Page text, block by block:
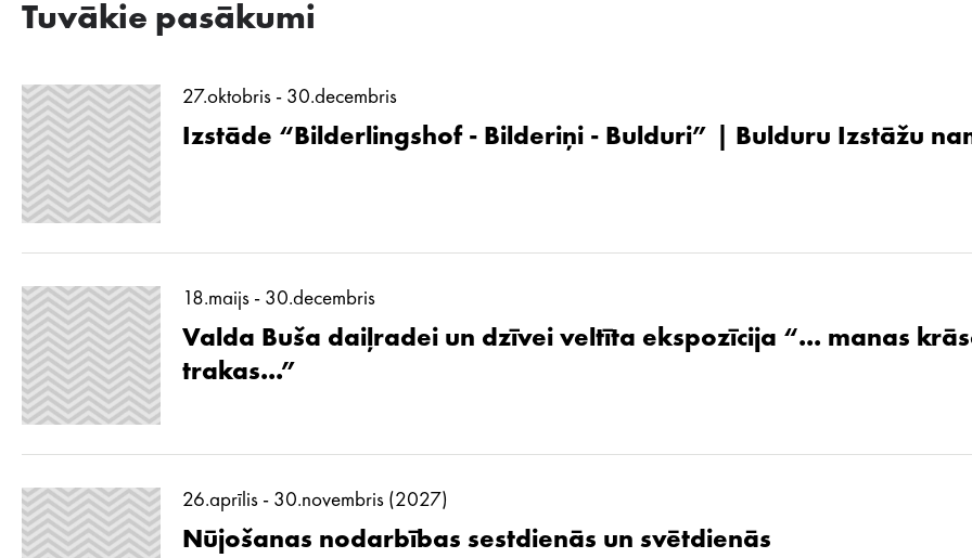
Tuvākie pasākumi
27.oktobris - 30.decembris
Izstāde “Bilderlingshof - Bilderiņi - Bulduri” | Bulduru Izstāžu
18.maijs - 30.decembris
Valda Buša daiļradei un dzīvei veltīta ekspozīcija “... manas
trakas...”
26.aprīlis - 30.novembris (2027)
Nūjošanas nodarbības sestdienās un svētdienās